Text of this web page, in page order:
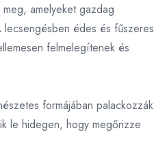
amelyeket gazdag
édes és fűszeres
felmelegítenek és
formájában palackozzák
le hidegen, hogy megőrizze